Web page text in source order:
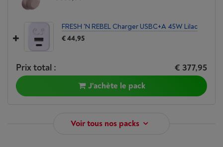
FRESH 'N REBEL Charger USBC+A 45W Lilac
€ 44,95
Prix total : € 377,95
J'achète le pack
Voir tous nos packs